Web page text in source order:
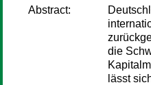
Abstract:
die
lässt